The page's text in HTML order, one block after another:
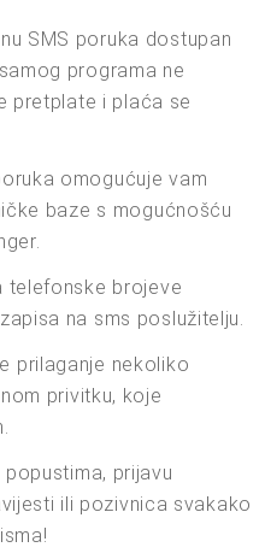
SMS poruka dostupan
programa ne
pretplate i plaća se
omogućuje vam
baze s mogućnošću
telefonske brojeve
na sms poslužitelju.
prilaganje nekoliko
privitku, koje
prijavu
ili pozivnica svakako